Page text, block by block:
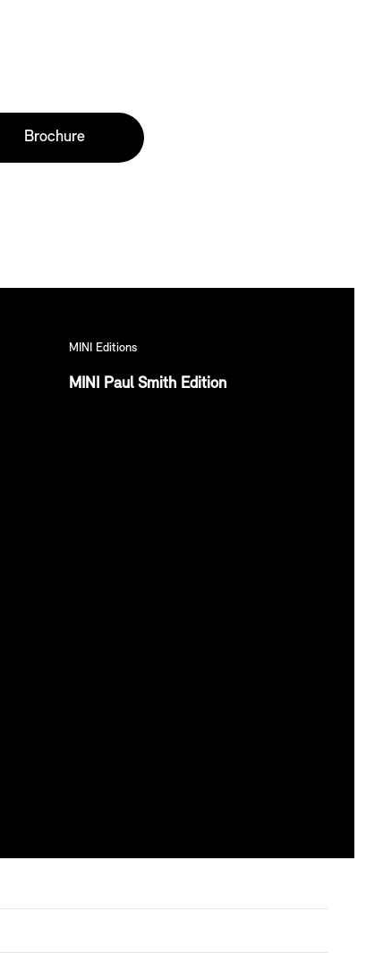
Brochure
MINI Editions
MINI Paul Smith Edition